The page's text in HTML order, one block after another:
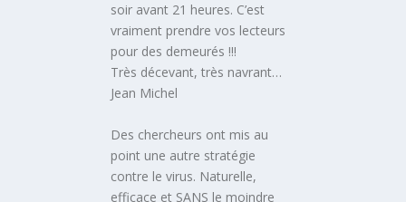
soir avant 21 heures. C’est
vraiment prendre vos lecteurs
pour des demeurés !!!
Très décevant, très navrant…
Jean Michel
Des chercheurs ont mis au
point une autre stratégie
contre le virus. Naturelle,
efficace et SANS le moindre